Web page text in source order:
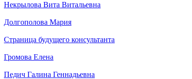
Некрылова Вита Витальевна
Долгополова Мария
Страница будущего консультанта
Громова Елена
Педич Галина Геннадьевна